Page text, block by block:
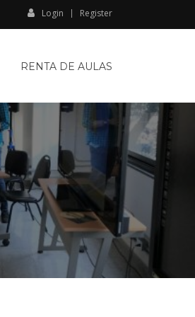
Login Register
RENTA DE AULAS